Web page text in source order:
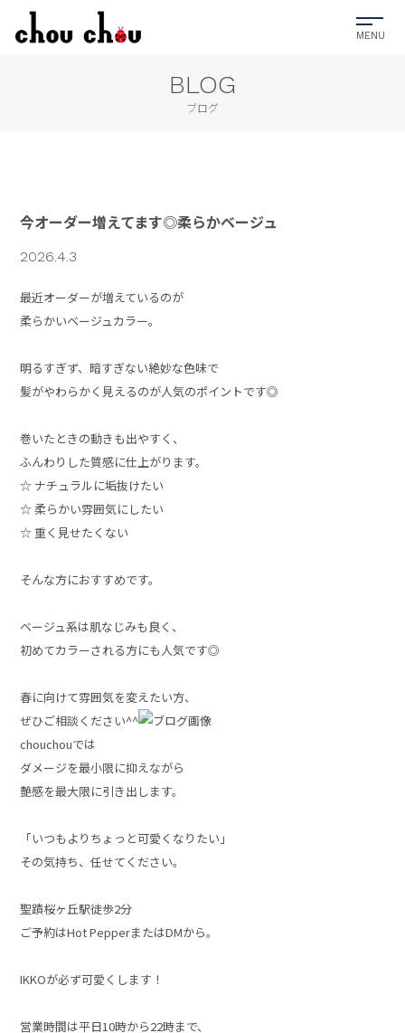
BLOG
ブログ
今オーダー増えてます◎柔らかベージュ
2026.4.3
最近オーダーが増えているのが
柔らかいベージュカラー。
明るすぎず、暗すぎない絶妙な色味で
髪がやわらかく見えるのが人気のポイントです◎
巻いたときの動きも出やすく、
ふんわりした質感に仕上がります。
☆ ナチュラルに垢抜けたい
☆ 柔らかい雰囲気にしたい
☆ 重く見せたくない
そんな方におすすめです。
ベージュ系は肌なじみも良く、
初めてカラーされる方にも人気です◎
春に向けて雰囲気を変えたい方、
ぜひご相談ください^^
chouchouでは
ダメージを最小限に抑えながら
艶感を最大限に引き出します。
「いつもよりちょっと可愛くなりたい」
その気持ち、任せてください。
聖蹟桜ヶ丘駅徒歩2分
ご予約はHot PepperまたはDMから。
IKKOが必ず可愛くします！
営業時間は平日10時から22時まで、